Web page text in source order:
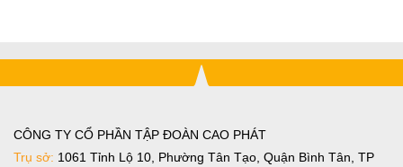
CÔNG TY CỔ PHẦN TẬP ĐOÀN CAO PHÁT
Trụ sở: 1061 Tỉnh Lộ 10, Phường Tân Tạo, Quận Bình Tân, TP